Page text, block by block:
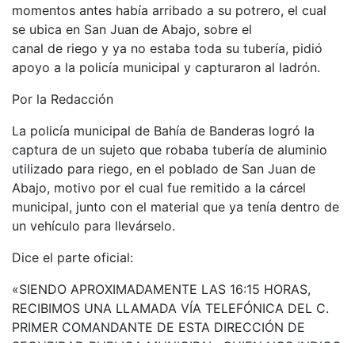
momentos antes había arribado a su potrero, el cual
se ubica en San Juan de Abajo, sobre el
canal de riego y ya no estaba toda su tubería, pidió
apoyo a la policía municipal y capturaron al ladrón.
Por la Redacción
La policía municipal de Bahía de Banderas logró la
captura de un sujeto que robaba tubería de aluminio
utilizado para riego, en el poblado de San Juan de
Abajo, motivo por el cual fue remitido a la cárcel
municipal, junto con el material que ya tenía dentro de
un vehículo para llevárselo.
Dice el parte oficial:
«SIENDO APROXIMADAMENTE LAS 16:15 HORAS,
RECIBIMOS UNA LLAMADA VÍA TELEFÓNICA DEL C.
PRIMER COMANDANTE DE ESTA DIRECCIÓN DE